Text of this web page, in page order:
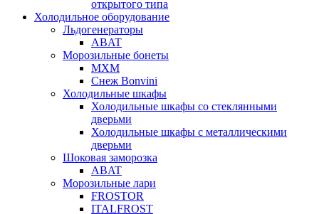
открытого типа
Холодильное оборудование
Льдогенераторы
ABAT
Морозильные бонеты
МХМ
Снеж Bonvini
Холодильные шкафы
Холодильные шкафы cо стеклянными
дверьми
Холодильные шкафы с металлическими
дверьми
Шоковая заморозка
ABAT
Морозильные лари
FROSTOR
ITALFROST